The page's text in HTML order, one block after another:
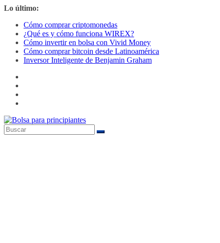
Saltar
contenido
Lo último:
Cómo comprar criptomonedas
¿Qué es y cómo funciona WIREX?
Cómo invertir en bolsa con Vivid Money
Cómo comprar bitcoin desde Latinoamérica
Inversor Inteligente de Benjamin Graham